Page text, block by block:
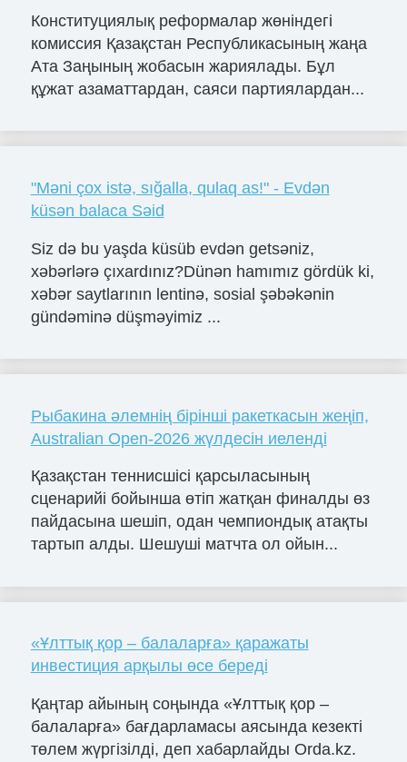
Конституциялық реформалар жөніндегі
комиссия Қазақстан Республикасының жаңа
Ата Заңының жобасын жариялады. Бұл
құжат азаматтардан, саяси партиялардан...
"Məni çox istə, sığalla, qulaq as!" - Evdən
küsən balaca Səid
Siz də bu yaşda küsüb evdən getsəniz,
xəbərlərə çıxardınız?Dünən hamımız gördük ki,
xəbər saytlarının lentinə, sosial şəbəkənin
gündəminə düşməyimiz ...
Рыбакина әлемнің бірінші ракеткасын жеңіп,
Australian Open-2026 жүлдесін иеленді
Қазақстан теннисшісі қарсыласының
сценарийі бойынша өтіп жатқан финалды өз
пайдасына шешіп, одан чемпиондық атақты
тартып алды. Шешуші матчта ол ойын...
«Ұлттық қор – балаларға» қаражаты
инвестиция арқылы өсе береді
Қаңтар айының соңында «Ұлттық қор –
балаларға» бағдарламасы аясында кезекті
төлем жүргізілді, деп хабарлайды Orda.kz.